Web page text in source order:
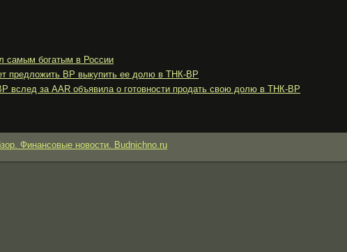
самым богатым в России
предложить BP выкупить ее долю в ТНК-ВР
вслед за AAR объявила о готовности продать свою долю в ТНК-BP
Финансовые новости. Budnichno.ru